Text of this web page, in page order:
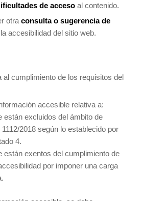
de acceso al contenido.
otra consulta o sugerencia de
accesibilidad del sitio web.
al cumplimiento de los requisitos del
accesible relativa a:
están excluidos del ámbito de
2018 según lo establecido por
4.
están exentos del cumplimiento de
por imponer una carga